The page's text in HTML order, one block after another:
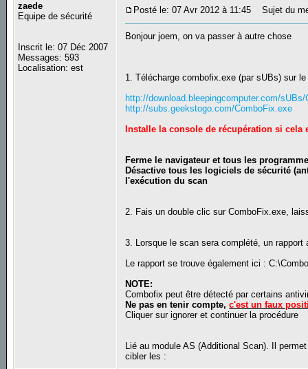
zaede
Equipe de sécurité
Inscrit le: 07 Déc 2007
Messages: 593
Localisation: est
Posté le: 07 Avr 2012 à 11:45 Sujet du
Bonjour joem, on va passer à autre chose
1. Télécharge combofix.exe (par sUBs) sur
http://download.bleepingcomputer.com/
http://subs.geekstogo.com/ComboFix.exe
Installe la console de récupération si
Ferme le navigateur et tous les
Désactive tous les logiciels de sécurité
l'exécution du scan
2. Fais un double clic sur ComboFix.exe,
3. Lorsque le scan sera complété, un
Le rapport se trouve également ici :
NOTE:
Combofix peut être détecté par certains
Ne pas en tenir compte,c'est un faux
Cliquer sur ignorer et continuer la procédure
Lié au module AS (Additional Scan). Il
cibler les :